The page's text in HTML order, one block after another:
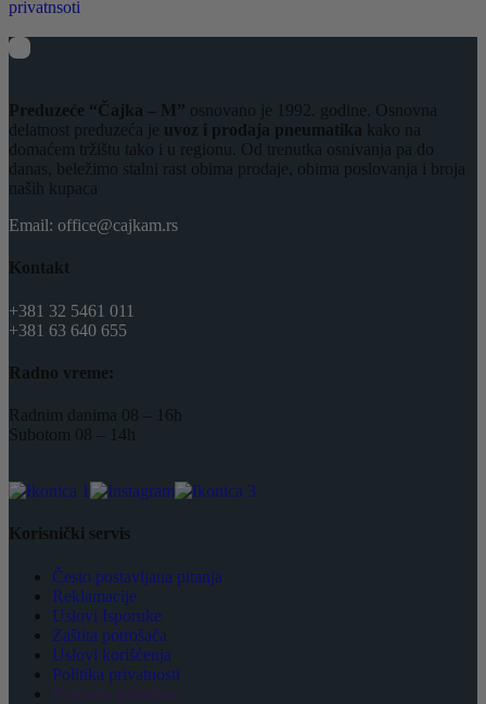
privatnsoti
Preduzeće “Čajka – M” osnovano je 1992. godine. Osnovna
delatnost preduzeća je uvoz i prodaja pneumatika kako na
domaćem tržištu tako i u regionu. Od trenutka osnivanja pa do
danas, beležimo stalni rast obima prodaje, obima poslovanja i broja
naših kupaca
Email: office@cajkam.rs
Kontakt
+381 32 5461 011
+381 63 640 655
Radno vreme:
Radnim danima 08 – 16h
Subotom 08 – 14h
Korisnički servis
Često postavljana pitanja
Reklamacije
Uslovi Isporuke
Zaštita potrošača
Uslovi korišćenja
Politika privatnosti
Postavke kolačića